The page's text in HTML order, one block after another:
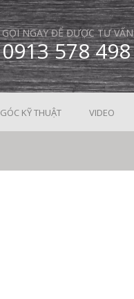
GỌI NGAY ĐỂ ĐƯỢC TƯ VẤN
0913 578 498
GÓC KỸ THUẬT VIDEO